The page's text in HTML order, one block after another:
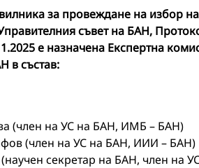
за провеждане на избор
съвет на БАН,
е назначена Експертна
в състав:
(член на УС на БАН, ИМБ – БАН)
(член на УС на БАН, ИИИ – БАН)
(научен секретар на БАН, член